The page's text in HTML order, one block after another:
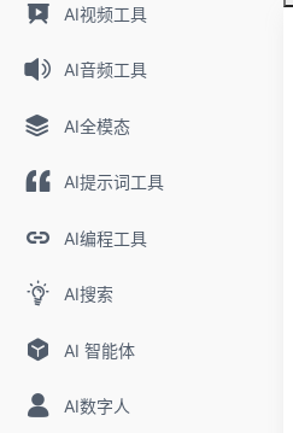
AI视频工具
AI音频工具
AI全模态
AI提示词工具
AI编程工具
AI搜索
AI 智能体
AI数字人